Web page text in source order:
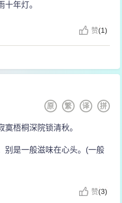
十年灯。
赞(1)
拼
译
繁
原
梧桐深院锁清秋。
别是一般滋味在心头。(一般
赞(3)